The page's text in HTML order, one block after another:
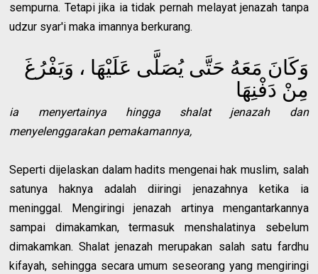
sempurna. Tetapi jika ia tidak pernah melayat jenazah tanpa
udzur syar'i maka imannya berkurang.
وَكَانَ مَعَهُ حَتَّى يُصَلَّى عَلَيْهَا ، وَيَفْرُغَ
مِنْ دَفْنِهَا
ia menyertainya hingga shalat jenazah dan
menyelenggarakan pemakamannya,
Seperti dijelaskan dalam hadits mengenai hak muslim, salah
satunya haknya adalah diiringi jenazahnya ketika ia
meninggal. Mengiringi jenazah artinya mengantarkannya
sampai dimakamkan, termasuk menshalatinya sebelum
dimakamkan. Shalat jenazah merupakan salah satu fardhu
kifayah, sehingga secara umum seseorang yang mengiringi